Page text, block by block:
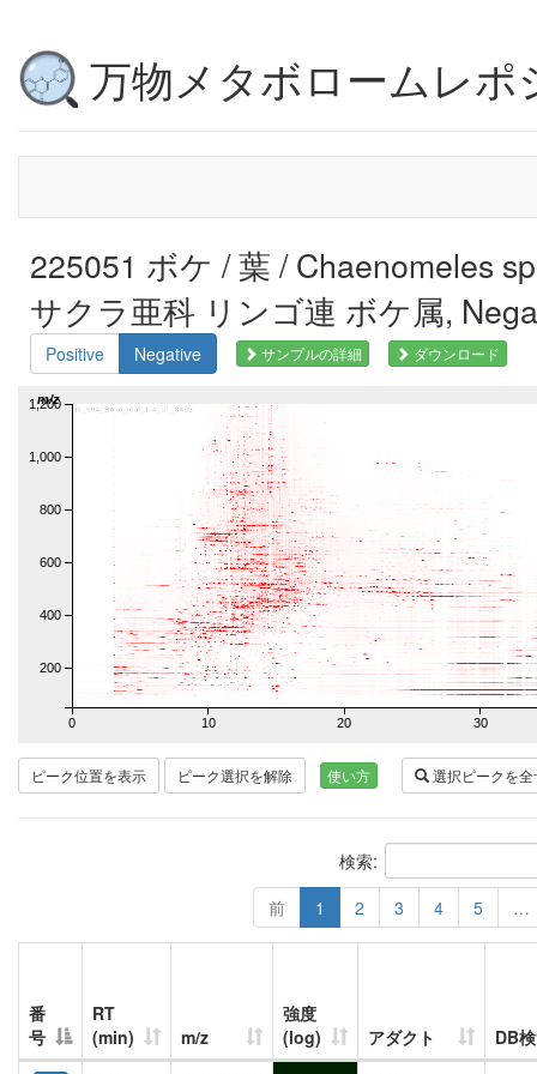
万物メタボロームレポ
225051 ボケ / 葉 / Chaenomeles
サクラ亜科 リンゴ連 ボケ属,
Positive Negative サンプルの詳細 ダウンロード
0 10 20 30
200
400
600
800
1,000
1,200
m/z
ピーク位置を表示 ピーク選択を解除 使い方 選択ピークを
検索:
前
1 2 3 4 5 …
番
号
RT
(min)
m/z
強度
(log)
アダクト DB